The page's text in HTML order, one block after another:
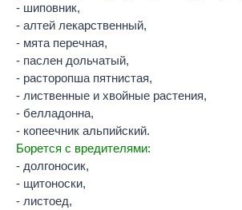
- шиповник,
- алтей лекарственный,
- мята перечная,
- паслен дольчатый,
- расторопша пятнистая,
- лиственные и хвойные растения,
- белладонна,
- копеечник альпийский.
Борется с вредителями:
- долгоносик,
- щитоноски,
- листоед,